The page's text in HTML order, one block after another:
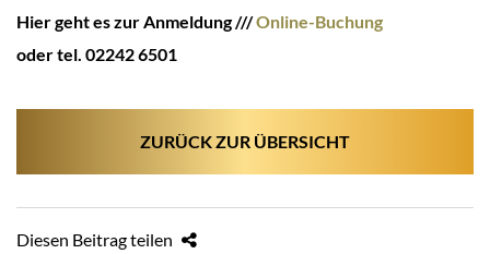
Hier geht es zur Anmeldung ///Online-Buchung
oder tel. 02242 6501
ZURÜCK ZUR ÜBERSICHT
Diesen Beitrag teilen